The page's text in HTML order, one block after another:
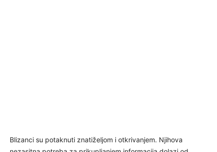
Blizanci su potaknuti znatiželjom i otkrivanjem. Njihova